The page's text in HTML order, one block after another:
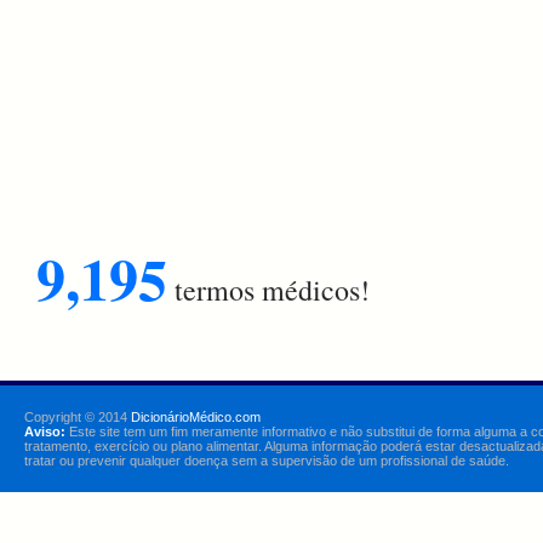
9,195 termos médicos!
Copyright © 2014 DicionárioMédico.com
Aviso: Este site tem um fim meramente informativo e não substitui de forma alguma
tratamento, exercício ou plano alimentar. Alguma informação poderá estar
tratar ou prevenir qualquer doença sem a supervisão de um profissional de saúde.